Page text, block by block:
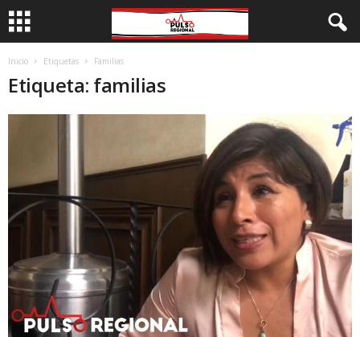
Inicio Etiquetas Familias
Etiqueta: familias